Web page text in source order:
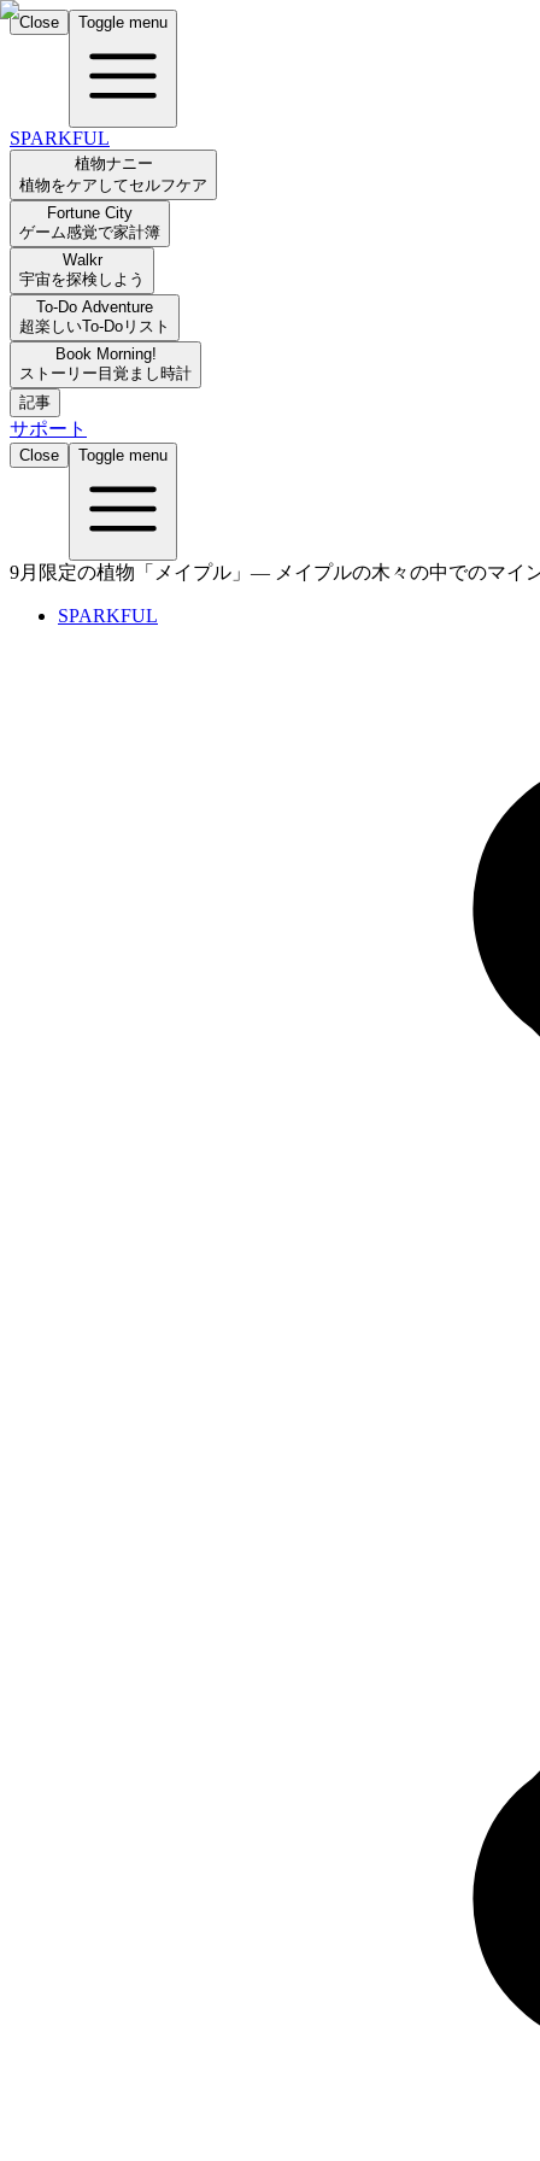
Close Toggle menu
SPARKFUL
植物ナニー
植物をケアしてセルフケア
Fortune City
ゲーム感覚で家計簿
Walkr
宇宙を探検しよう
To-Do Adventure
超楽しいTo-Doリスト
Book Morning!
ストーリー目覚まし時計
記事
サポート
Close Toggle menu
9月限定の植物「メイプル」— メイプルの木々の中でのマイ
SPARKFUL